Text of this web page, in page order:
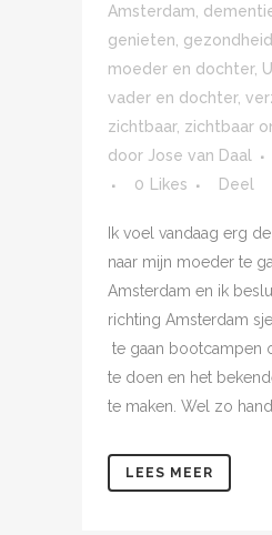
Amsterdam
genieten gezondheid
moeder en dochter,
vader en dochter,
zichtbaar, zichtbaar
door Jose van Daal
0
Likes Deel
Ik voel vandaag erg
naar mijn moeder te
Amsterdam en ik
richting Amsterdam
te gaan bootcampen
te doen en het
te maken. Wel zo
LEES MEER